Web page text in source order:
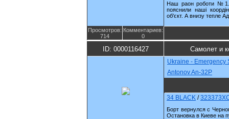
Наш раон роботи №1.
пояснили наші
об'єкт. А внизу тепле
Просмотров:
714
Комментариев:
0
ID: 0000116427 Самолет и
Ukraine - Emergency
Antonov An-32P
34 BLACK /
Борт вернулся с
Остановка в Киеве на